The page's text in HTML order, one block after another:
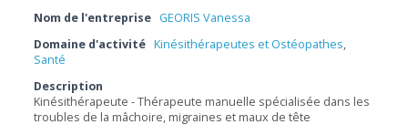
Nom de l'entreprise GEORIS Vanessa
Domaine d'activité Kinésithérapeutes et Ostéopathes,
Santé
Description
Kinésithérapeute - Thérapeute manuelle spécialisée dans les
troubles de la mâchoire, migraines et maux de tête